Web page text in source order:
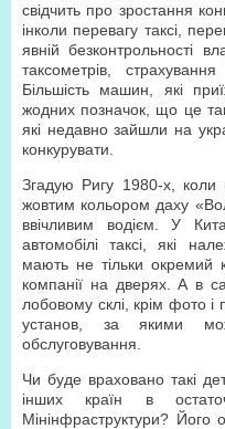
свідчить про зростання
інколи перевагу таксі,
явній безконтрольності
таксометрів, страхування
Більшість машин, які
жодних позначок, що це
які недавно зайшли на
конкурувати.
Згадую Ригу 1980-х, коли
жовтим кольором даху
ввічливим водієм. У
автомобілі таксі, які
мають не тільки окремий
компанії на дверях. А в
лобовому склі, крім фото
установ, за якими
обслуговування.
Чи буде враховано такі
інших країн в
Мінінфраструктури?